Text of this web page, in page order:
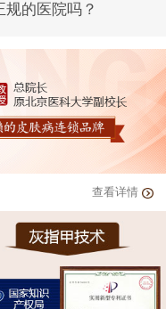
的医院吗？
查看详情